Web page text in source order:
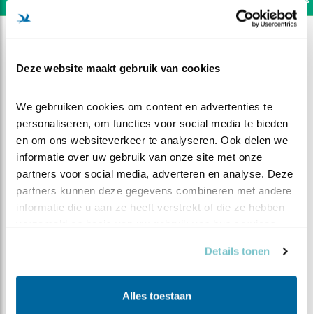
Deze website maakt gebruik van cookies
We gebruiken cookies om content en advertenties te
personaliseren, om functies voor social media te bieden
en om ons websiteverkeer te analyseren. Ook delen we
informatie over uw gebruik van onze site met onze
partners voor social media, adverteren en analyse. Deze
partners kunnen deze gegevens combineren met andere
informatie die u aan ze heeft verstrekt of die ze hebben
Details tonen
Alles toestaan
Home sweet home